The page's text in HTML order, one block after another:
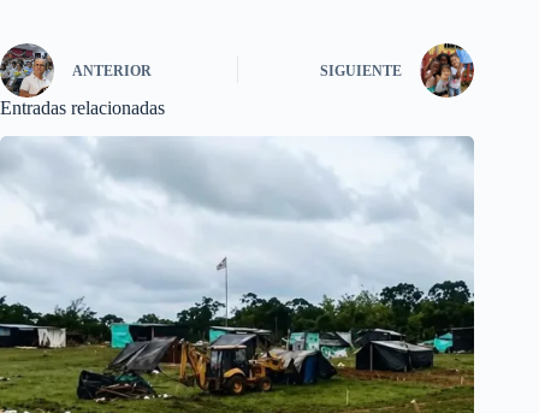
ANTERIOR SIGUIENTE
Entradas relacionadas